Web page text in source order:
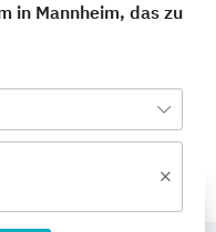
in Mannheim, das zu